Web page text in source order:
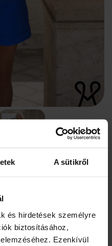
A sütikről
és hirdetések személyre
biztosításához,
Ezenkívül